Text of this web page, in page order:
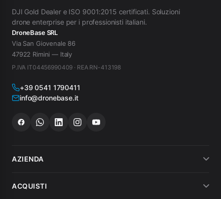
DJI Gold Dealer e ISO 9001:2015 certificati. Soluzioni
drone enterprise per i professionisti italiani.
DroneBase SRL
Via San Giovenale 86
47922 Rimini — Italy
P.IVA IT04456990409 · REA RN-413198
+39 0541 1790411
info@dronebase.it
AZIENDA
Chi siamo
ACQUISTI